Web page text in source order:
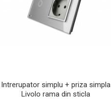
Intrerupator simplu + priza simpla
Livolo rama din sticla